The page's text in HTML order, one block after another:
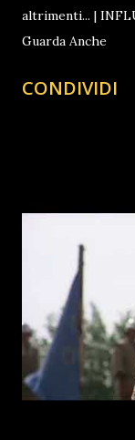
altrimenti... |
Guarda Anche
CONDIVIDI